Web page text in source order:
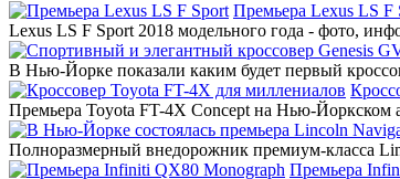
Премьера Lexus LS F
Lexus LS F Sport 2018 модельного года - фото,
В Нью-Йорке показали каким будет первый
Премьера Toyota FT-4X Concept на Нью-Йоркском
Полноразмерный внедорожник премиум-класса
Премьера